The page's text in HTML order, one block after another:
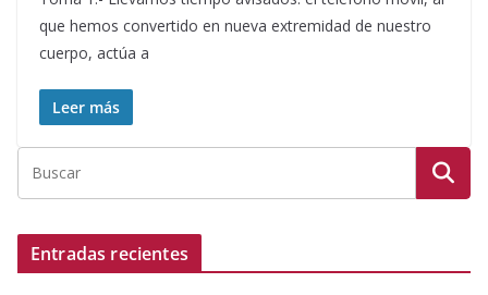
que hemos convertido en nueva extremidad de nuestro
cuerpo, actúa a
Leer más
Entradas recientes